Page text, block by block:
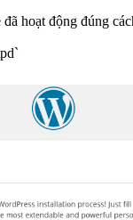
hoạt động đúng